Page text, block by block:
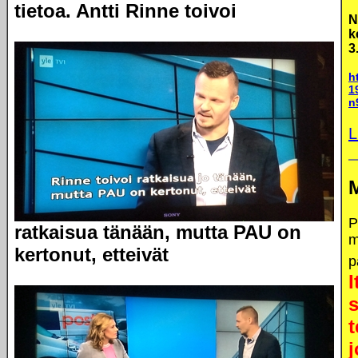
tietoa. Antti Rinne toivoi
ratkaisua tänään, mutta PAU on
kertonut, etteivät